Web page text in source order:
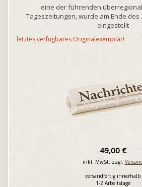
eine der führenden
Tageszeitungen, wurde am Ende
eingestellt
letztes verfügbares Originalexemplar!
49,00 €
inkl. MwSt. zzgl.
versandfertig innerhalb
1-2 Arbeitstage